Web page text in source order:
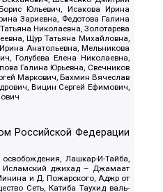
Юльевич, Исакова Ирина
Зариевна, Федотова Галина
Николаевна, Золотарева
Щур Татьяна Михайловна,
Анатольевна, Мельникова
Голубева Елена Николаевна,
Галина Юрьевна, Свечников
Маркович, Бахмин Вячеслав
Вицин Сергей Ефимович,
Российской Федерации
Лашкар-И-Тайба,
Исламский джихад – Джамаат
и Д. Пожарского, Аджр от
Сеть, Катиба Таухид валь-